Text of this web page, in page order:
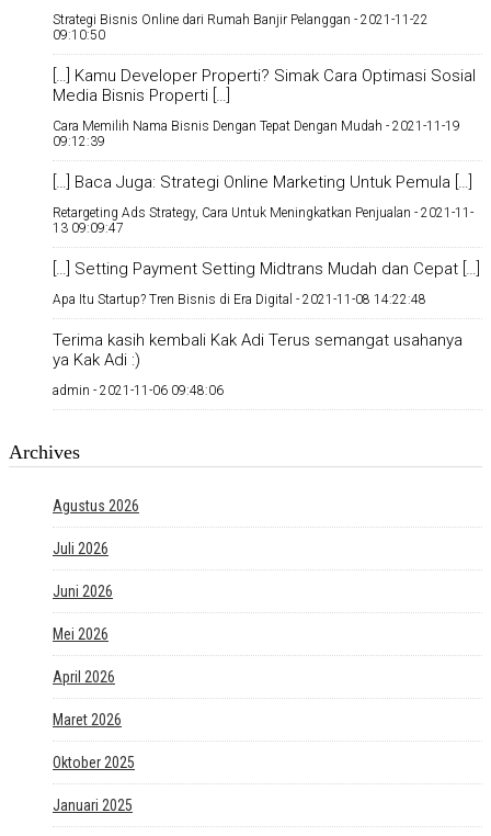
Strategi Bisnis Online dari Rumah Banjir Pelanggan - 2021-11-22
09:10:50
[…] Kamu Developer Properti? Simak Cara Optimasi Sosial
Media Bisnis Properti […]
Cara Memilih Nama Bisnis Dengan Tepat Dengan Mudah - 2021-11-19
09:12:39
[…] Baca Juga: Strategi Online Marketing Untuk Pemula […]
Retargeting Ads Strategy, Cara Untuk Meningkatkan Penjualan - 2021-11-
13 09:09:47
[…] Setting Payment Setting Midtrans Mudah dan Cepat […]
Apa Itu Startup? Tren Bisnis di Era Digital - 2021-11-08 14:22:48
Terima kasih kembali Kak Adi Terus semangat usahanya
ya Kak Adi :)
admin - 2021-11-06 09:48:06
Archives
Agustus 2026
Juli 2026
Juni 2026
Mei 2026
April 2026
Maret 2026
Oktober 2025
Januari 2025